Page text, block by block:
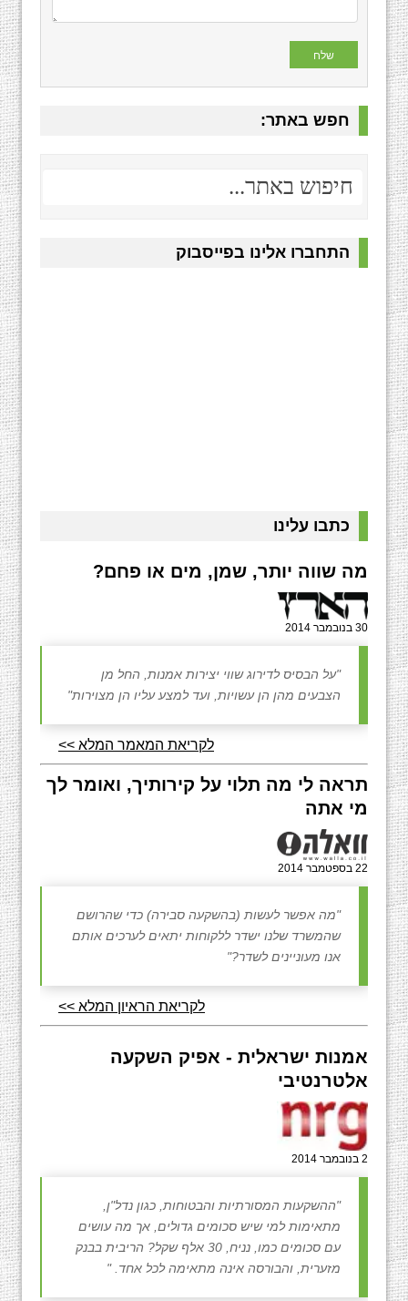
חפש באתר:
התחברו אלינו בפייסבוק
כתבו עלינו
מה שווה יותר, שמן, מים או פחם?
30 בנובמבר 2014
"על הבסיס לדירוג שווי יצירות אמנות, החל מן
הצבעים מהן הן עשויות, ועד למצע עליו הן מצוירות"
לקריאת המאמר המלא >>
תראה לי מה תלוי על קירותיך, ואומר לך
מי אתה
22 בספטמבר 2014
"מה אפשר לעשות (בהשקעה סבירה) כדי שהרושם
שהמשרד שלנו ישדר ללקוחות יתאים לערכים אותם
אנו מעוניינים לשדר?"
לקריאת הראיון המלא >>
אמנות ישראלית - אפיק השקעה
אלטרנטיבי
2 בנובמבר 2014
"ההשקעות המסורתיות והבטוחות, כגון נדל"ן,
מתאימות למי שיש סכומים גדולים, אך מה עושים
עם סכומים כמו, נניח, 30 אלף שקל? הריבית בבנק
מזערית, והבורסה אינה מתאימה לכל אחד. "